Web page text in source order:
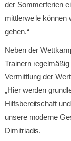
der Sommerferien
mittlerweile können
gehen.“
Neben der
Trainern
Vermittlung der
„Hier werden
Hilfsbereitschaft
unsere moderne
Dimitriadis.